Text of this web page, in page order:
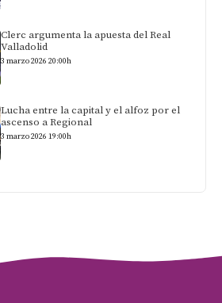
Clerc argumenta la apuesta del Real
Valladolid
3 marzo 2026 20:00h
Lucha entre la capital y el alfoz por el
ascenso a Regional
3 marzo 2026 19:00h